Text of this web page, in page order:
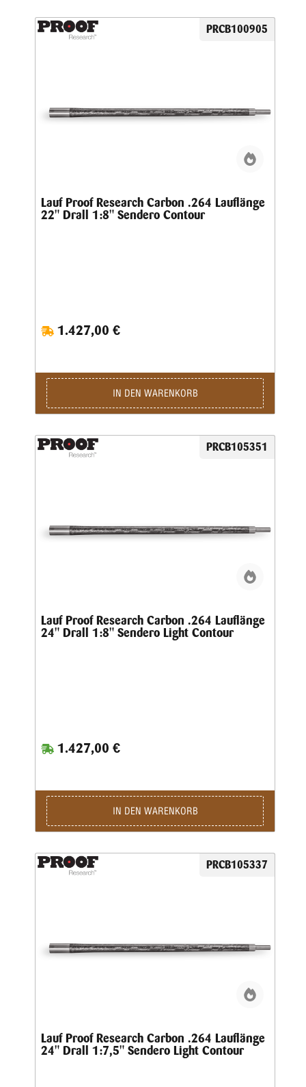
PRCB100905
Lauf Proof Research Carbon .264 Lauflänge
22" Drall 1:8" Sendero Contour
1.427,00 €
IN DEN WARENKORB
PRCB105351
Lauf Proof Research Carbon .264 Lauflänge
24" Drall 1:8" Sendero Light Contour
1.427,00 €
IN DEN WARENKORB
PRCB105337
Lauf Proof Research Carbon .264 Lauflänge
24" Drall 1:7,5" Sendero Light Contour